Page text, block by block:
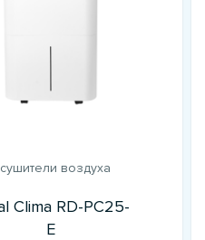
воздуха
Clima RD-PC25-
E